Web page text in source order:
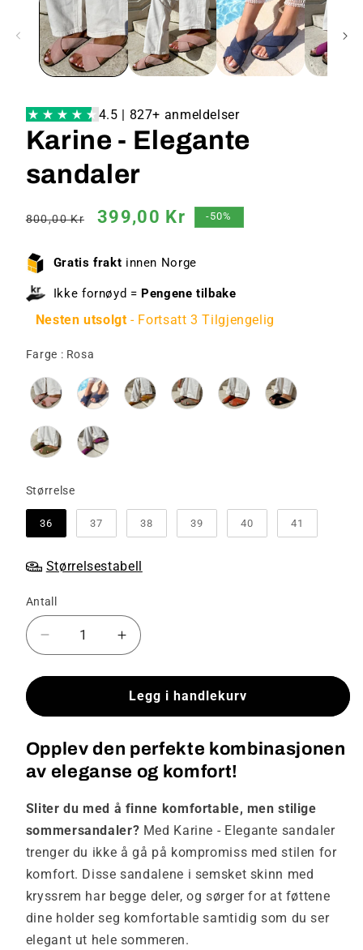
4.5 | 827+ anmeldelser
Karine - Elegante
sandaler
Vanlig
800,00 Kr Salgspris
399,00 Kr -50%
Gratis frakt innen Norge
Ikke fornøyd = Pengene tilbake
Nesten utsolgt - Fortsatt 3 Tilgjengelig
Farge : Rosa
StørrelseStørrelse
36 37 38 39 40 41
Størrelsestabell
Antall
antallet
for
-
sandaler
Øk
antallet
for
Karine
-
sandaler
Legg i handlekurv
Opplev den perfekte kombinasjonen
av eleganse og komfort!
Sliter du med å finne komfortable, men stilige
sommersandaler? Med Karine - Elegante sandaler
trenger du ikke å gå på kompromiss med stilen for
komfort. Disse sandalene i semsket skinn med
kryssrem har begge deler, og sørger for at føttene
dine holder seg komfortable samtidig som du ser
elegant ut hele sommeren.